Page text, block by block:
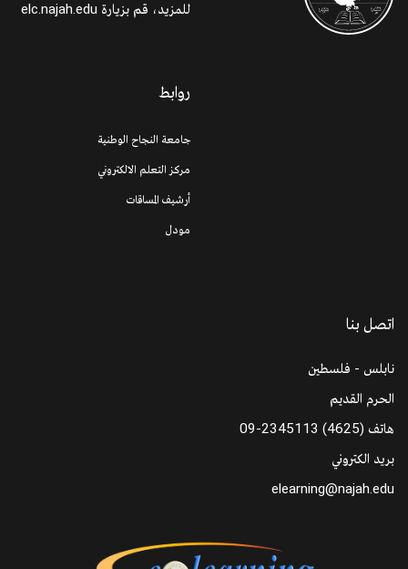
للمزيد، قم بزيارة elc.najah.edu
روابط
جامعة النجاح الوطنية
مركز التعلم الالكتروني
أرشيف المساقات
مودل
اتصل بنا
نابلس - فلسطين
الحرم القديم
هاتف 09-2345113 (4625)
بريد الكتروني
elearning@najah.edu